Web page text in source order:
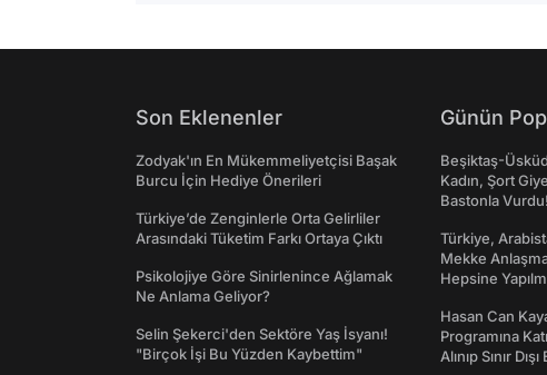
Son Eklenenler
Zodyak'ın En Mükemmeliyetçisi Başak
Burcu İçin Hediye Önerileri
Türkiye’de Zenginlerle Orta Gelirliler
Arasındaki Tüketim Farkı Ortaya Çıktı
Psikolojiye Göre Sinirlenince Ağlamak
Ne Anlama Geliyor?
Selin Şekerci'den Sektöre Yaş İsyanı!
"Birçok İşi Bu Yüzden Kaybettim"
Günün
Beşiktaş-
Kadın, Şort
Bastonla Vurdu!
Türkiye,
Mekke
Hepsine
Hasan Can
Programına
Alınıp Sınır